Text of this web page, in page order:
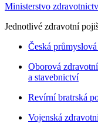
Ministerstvo
Jednotlivé zdravotní
Česká
Oborová
a stavebnictví
Revírní bratrská
Vojenská